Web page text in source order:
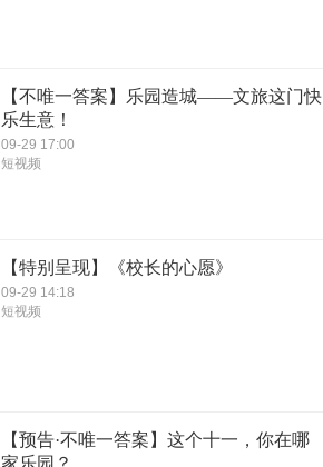
【不唯一答案】乐园造城——文旅这门快
乐生意！
09-29 17:00
短视频
【特别呈现】《校长的心愿》
09-29 14:18
短视频
【预告·不唯一答案】这个十一，你在哪